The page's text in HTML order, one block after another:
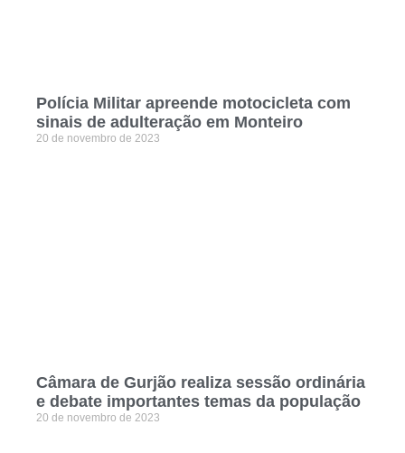
Polícia Militar apreende motocicleta com
sinais de adulteração em Monteiro
20 de novembro de 2023
Câmara de Gurjão realiza sessão ordinária
e debate importantes temas da população
20 de novembro de 2023